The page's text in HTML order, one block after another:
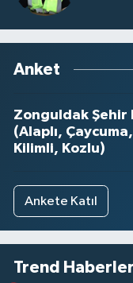
Anket
Zonguldak Şehir
(Alaplı,
Kilimli, Kozlu)
Ankete Katıl
Trend Haberler